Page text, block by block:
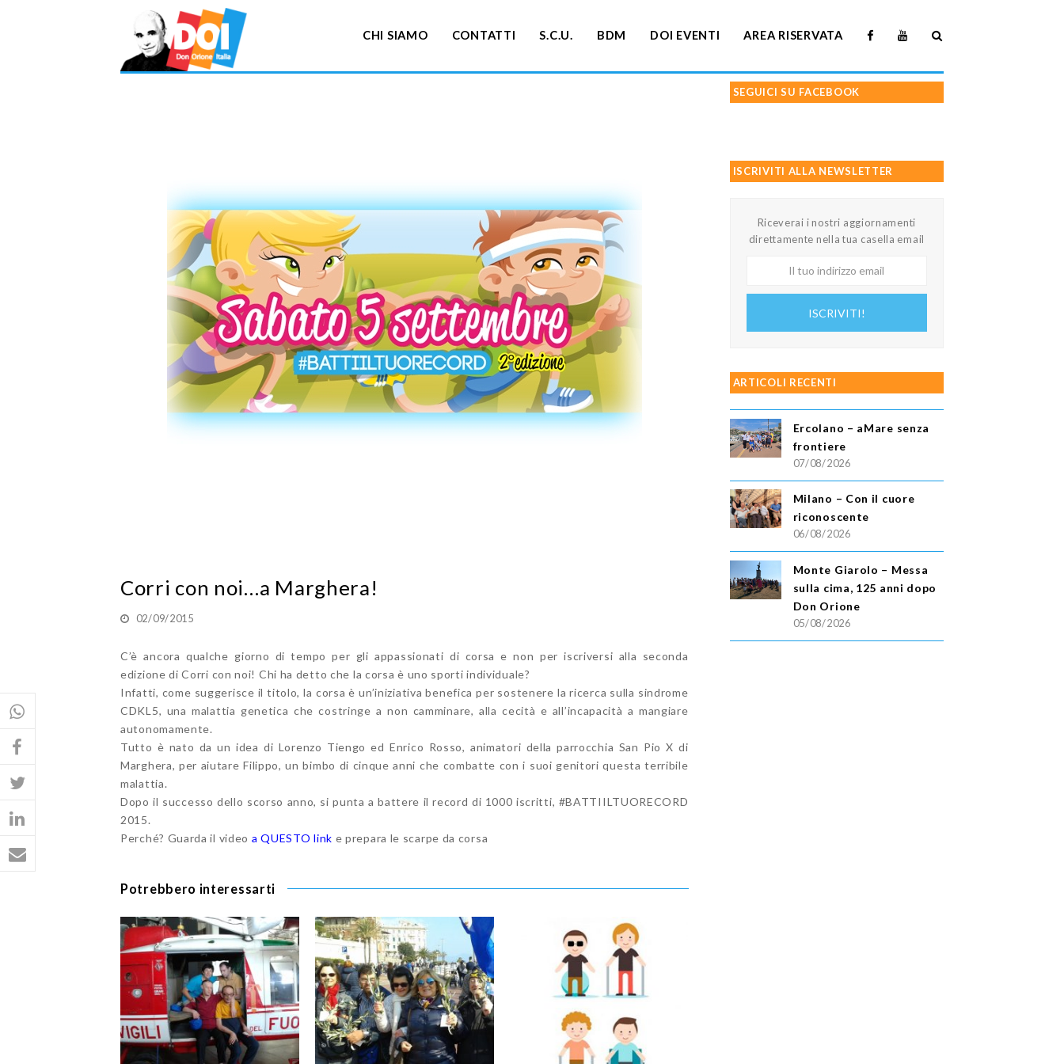
CHI SIAMO CONTATTI S.C.U. BDM DOI EVENTI AREA RISERVATA
Corri con noi…a Marghera!
02/09/2015
C’è ancora qualche giorno di tempo per gli appassionati di corsa e non per iscriversi alla seconda
edizione di Corri con noi! Chi ha detto che la corsa è uno sporti individuale?
Infatti, come suggerisce il titolo, la corsa è un’iniziativa benefica per sostenere la ricerca sulla sindrome
CDKL5, una malattia genetica che costringe a non camminare, alla cecità e all’incapacità a mangiare
autonomamente.
Tutto è nato da un idea di Lorenzo Tiengo ed Enrico Rosso, animatori della parrocchia San Pio X di
Marghera, per aiutare Filippo, un bimbo di cinque anni che combatte con i suoi genitori questa terribile
malattia.
Dopo il successo dello scorso anno, si punta a battere il record di 1000 iscritti, #BATTIILTUORECORD
2015.
Perché? Guarda il video a QUESTO link e prepara le scarpe da corsa
Potrebbero interessarti
SEGUICI SU FACEBOOK
ISCRIVITI ALLA NEWSLETTER
Riceverai i nostri aggiornamenti
direttamente nella tua casella email
ISCRIVITI!
ARTICOLI RECENTI
Ercolano – aMare senza
frontiere
07/08/2026
Milano – Con il cuore
riconoscente
06/08/2026
Monte Giarolo – Messa
sulla cima, 125 anni dopo
Don Orione
05/08/2026